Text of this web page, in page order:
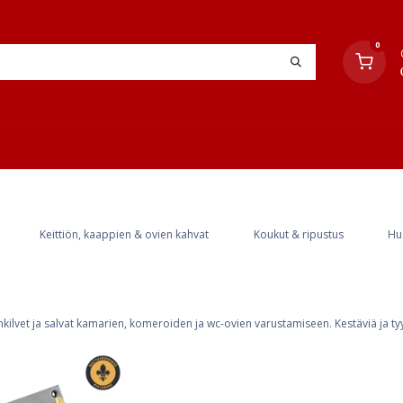
0
Keittiön, kaappien & ovien kahvat Koukut & ripustus
ja salvat kamarien, komeroiden ja wc-ovien varustamiseen. Kestäviä ja